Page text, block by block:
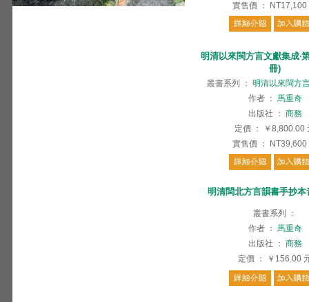
實售價 ： NT17,100
明清以來閩方言文獻集成‧
冊)
叢書系列 ： 明清以來閩方
作者 ： 馬重奇
出版社
： 商務
定價 ： ￥8,800.00
實售價 ： NT39,600
明清閩北方言韻書手抄本
叢書系列
：
作者 ： 馬重奇
出版社
： 商務
定價 ： ￥156.00